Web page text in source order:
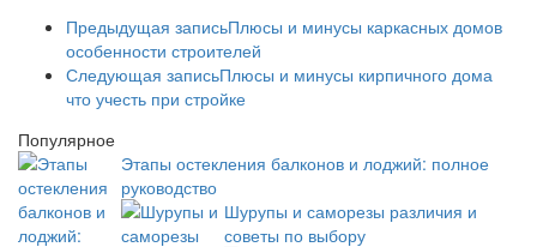
Предыдущая записьПлюсы и минусы каркасных домов
особенности строителей
Следующая записьПлюсы и минусы кирпичного дома
что учесть при стройке
Популярное
Этапы остекления балконов и лоджий: полное
руководство
Шурупы и саморезы различия и
советы по выбору